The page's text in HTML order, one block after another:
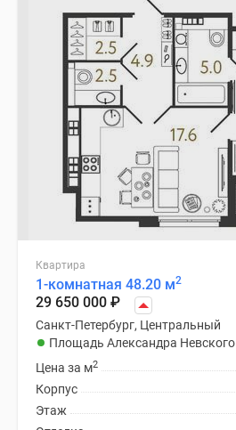
Квартира
1-комнатная 48.20 м2
29 650 000 ₽
Санкт-Петербург, Центральный
Площадь Александра Невского
Цена за м2
Корпус
Этаж